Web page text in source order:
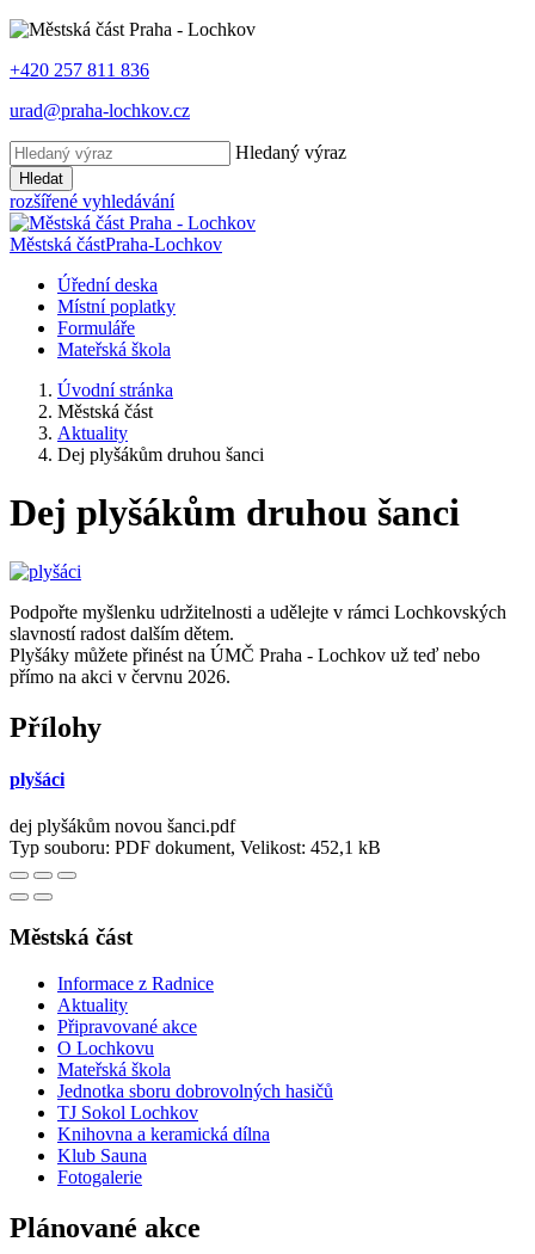
+420 257 811 836
urad@praha-lochkov.cz
Hledaný výraz
Hledat
rozšířené vyhledávání
Městská částPraha-Lochkov
Úřední deska
Místní poplatky
Formuláře
Mateřská škola
Úvodní stránka
Městská část
Aktuality
Dej plyšákům druhou šanci
Dej plyšákům druhou šanci
Podpořte myšlenku udržitelnosti a udělejte v rámci Lochkovských
slavností radost dalším dětem.
Plyšáky můžete přinést na ÚMČ Praha - Lochkov už teď nebo
přímo na akci v červnu 2026.
Přílohy
plyšáci
dej plyšákům novou šanci.pdf
Typ souboru: PDF dokument, Velikost: 452,1 kB
Městská část
Informace z Radnice
Aktuality
Připravované akce
O Lochkovu
Mateřská škola
Jednotka sboru dobrovolných hasičů
TJ Sokol Lochkov
Knihovna a keramická dílna
Klub Sauna
Fotogalerie
Plánované akce